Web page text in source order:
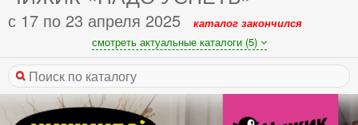
с 17 по 23 апреля 2025
каталог закончился
смотреть актуальные каталоги (5)